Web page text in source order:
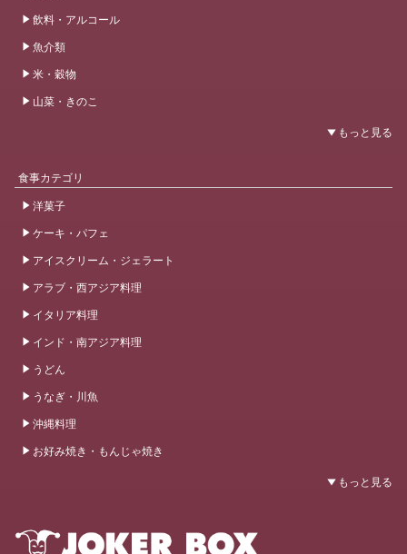
飲料・アルコール
魚介類
米・穀物
山菜・きのこ
食事カテゴリ
洋菓子
ケーキ・パフェ
アイスクリーム・ジェラート
アラブ・西アジア料理
イタリア料理
インド・南アジア料理
うどん
うなぎ・川魚
沖縄料理
お好み焼き・もんじゃ焼き